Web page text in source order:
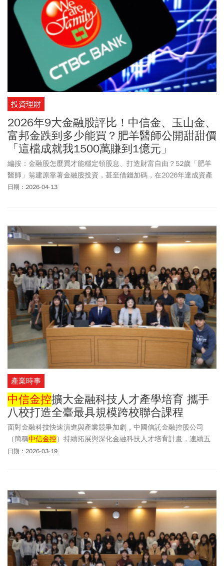
投資理財
2026年9大金融股評比！中信金、玉山金、
富邦金跌到多少能買？肥羊醫師公開甜甜價
「這檔成就我1500萬賺到1億元」
編按：金融股怎麼買才能穩定領股息、打造財富自由？52歲「肥羊
醫師」翁建原靠著金融股投資，甚至借錢加碼，在2026年達成資產
破億、年領近500萬股息的目標。翁建原長期專注金融股布局，持股
(2884)、富邦金(2881)為S級金融股推薦，國泰金 (2882)、元大金
(2885)、兆豐金 (2886)、永豐金 (2890)、第一金 (2892)、華南金
(2880)則為A級。金融股現在還能買嗎？跌到多少是進場點？肥羊醫
師完整策略一次公開。
日期：2026-04-13
產業時事
中信金控擴大金融科技人才產學培育 攜手
八校打造全臺最具規模跨校聯合課程
面對金融科技快速演進與產業競爭加劇，中國信託金融控股公司
（簡稱中信金控）持續拓展與深化金融科技人才培育計畫，連續五
年與國立政治大學金融科技研究中心合作，以連結校園教學與企業
及中信金融管理學院，吸引近300名學生選修，成為全臺最具規模與
指標性的跨校產學協作平台。
日期：2026-03-19